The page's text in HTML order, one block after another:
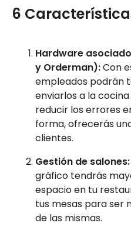
6
Hardware
y Orderman):Con
empleados podrán
enviarlos a la
reducir los errores
forma, ofrecerás
clientes.
Gestión de salones:
gráfico tendrás
espacio en tu
tus mesas para ser
de las mismas.